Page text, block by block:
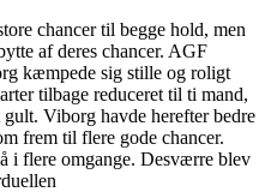
chancer til begge hold, men
af deres chancer. AGF
kæmpede sig stille og roligt
tilbage reduceret til ti mand,
Viborg havde herefter bedre
frem til flere gode chancer.
i flere omgange. Desværre blev